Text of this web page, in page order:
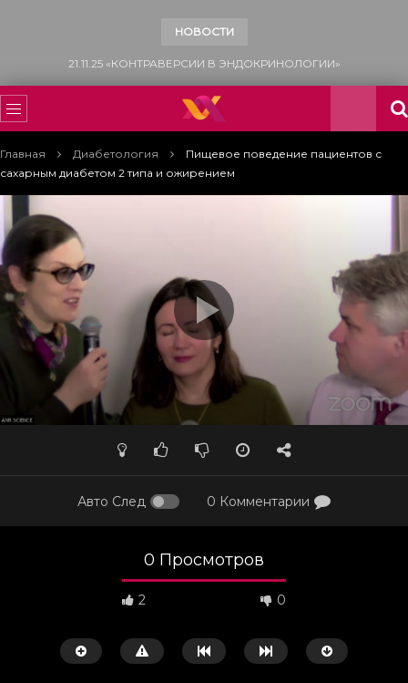
НОВОСТИ
15.11.25 «ВСЕМИРНЫЙ ДЕНЬ БОРЬБЫ С САХАРНЫМ ДИАБЕТОМ»
Главная Диабетология
Пищевое поведение пациентов с
сахарным диабетом 2 типа и ожирением
Авто След 0 Комментарии
0 Просмотров
2 0